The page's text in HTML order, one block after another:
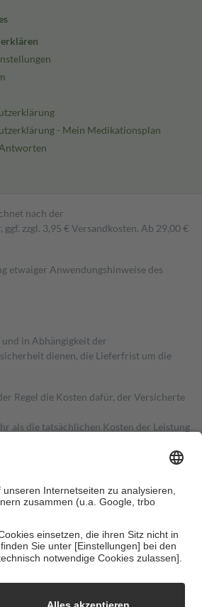
- Mein Medikationsplan
nach der
zzgl. 3,95 € Versandkosten. Ab 29,00 €
etwaiger Anwendungshinweise des
in Abhängigkeit der
dienen, die Lieferfrist um die
Regel die Kosten dafür, der Versicherte
als die tatsächlichen Kosten der Leistung